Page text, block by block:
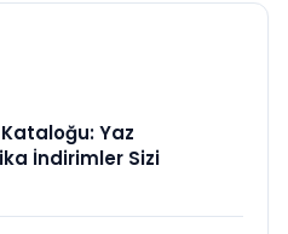
Yaz
İndirimler Sizi